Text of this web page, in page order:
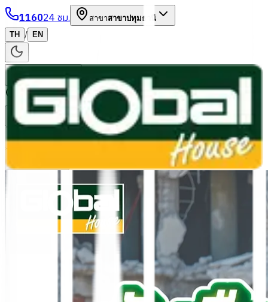
116024 ชม. สาขาสาขาปทุมธานี
TH / EN
หมวดหมู่สินค้า
ค้นหา
บัญชีของฉัน ตะกร้าสินค้า
Previous slide